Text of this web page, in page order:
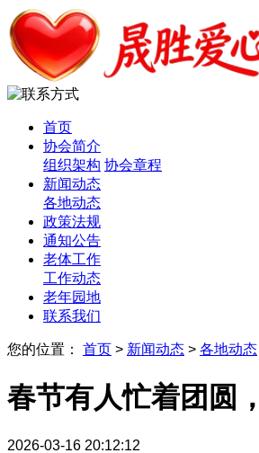
首页
协会简介
组织架构 协会章程
新闻动态
各地动态
政策法规
通知公告
老体工作
工作动态
老年园地
联系我们
您的位置： 首页 > 新闻动态 > 各地动态
春节有人忙着团圆
2026-03-16 20:12:12